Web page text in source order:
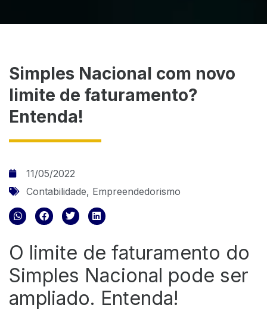
Simples Nacional com novo
limite de faturamento?
Entenda!
11/05/2022
Contabilidade, Empreendedorismo
O limite de faturamento do
Simples Nacional pode ser
ampliado. Entenda!